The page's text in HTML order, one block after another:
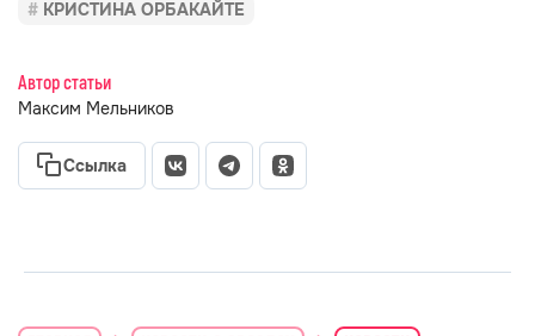
КРИСТИНА ОРБАКАЙТЕ
Автор статьи
Максим Мельников
Ссылка